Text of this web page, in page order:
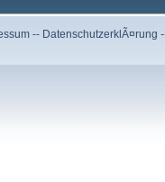
-- DatenschutzerklÃ¤rung